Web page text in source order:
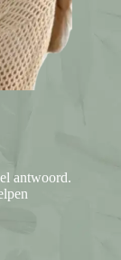
antwoord.